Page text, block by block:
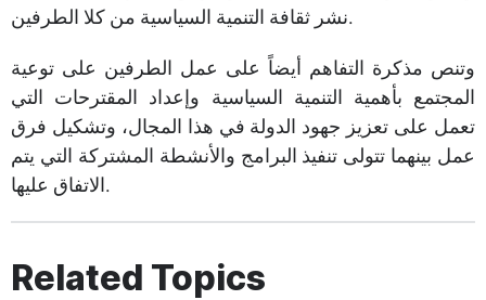
نشر ثقافة التنمية السياسية من كلا الطرفين.
وتنص مذكرة التفاهم أيضاً على عمل الطرفين على توعية
المجتمع بأهمية التنمية السياسية وإعداد المقترحات التي
تعمل على تعزيز جهود الدولة في هذا المجال، وتشكيل فرق
عمل بينهما تتولى تنفيذ البرامج والأنشطة المشتركة التي يتم
الاتفاق عليها.
Related Topics